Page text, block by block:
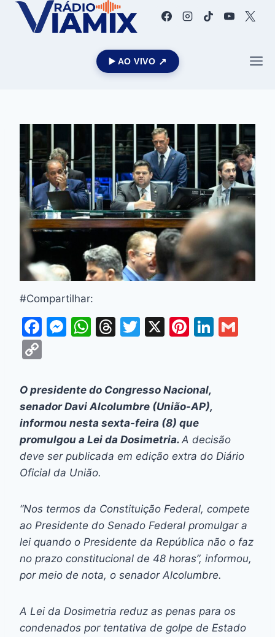
▶️ AO VIVO
#Compartilhar:
F
e
b
o
o
k
M
s
e
n
g
er
W
s
A
p
p
T
a
d
s
T
er
X
Pi
e
st
Li
p
y
Li
n
k
O presidente do Congresso Nacional,
senador Davi Alcolumbre (União-AP),
informou nesta sexta-feira (8) que
promulgou a Lei da Dosimetria. A decisão
deve ser publicada em edição extra do Diário
Oficial da União.
“Nos termos da Constituição Federal, compete
ao Presidente do Senado Federal promulgar a
lei quando o Presidente da República não o faz
no prazo constitucional de 48 horas”, informou,
por meio de nota, o senador Alcolumbre.
A Lei da Dosimetria reduz as penas para os
condenados por tentativa de golpe de Estado